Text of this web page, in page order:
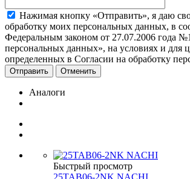
Нажимая кнопку «Отправить», я даю
обработку моих персональных данных, в
Федеральным законом от 27.07.2006 года
персональных данных», на условиях и для
определенных в Согласии на обработку
Отменить
Аналоги
Быстрый просмотр